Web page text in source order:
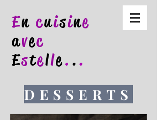
En cuisine
avec
Estelle. ..
DESSERTS